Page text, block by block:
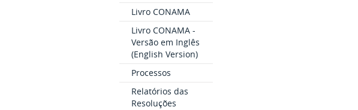
Livro CONAMA
Livro CONAMA -
Versão em Inglês
(English Version)
Processos
Relatórios das
Resoluções